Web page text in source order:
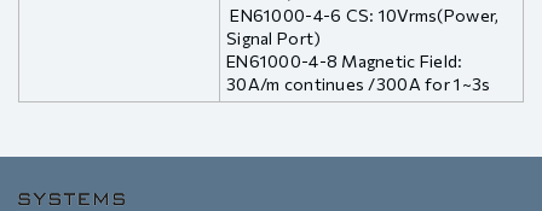
EN61000-4-6 CS: 10Vrms(Power,
Signal Port)
EN61000-4-8 Magnetic Field:
30A/m continues /300A for 1~3s